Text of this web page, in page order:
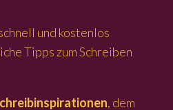
und kostenlos
Tipps zum Schreiben
, dem